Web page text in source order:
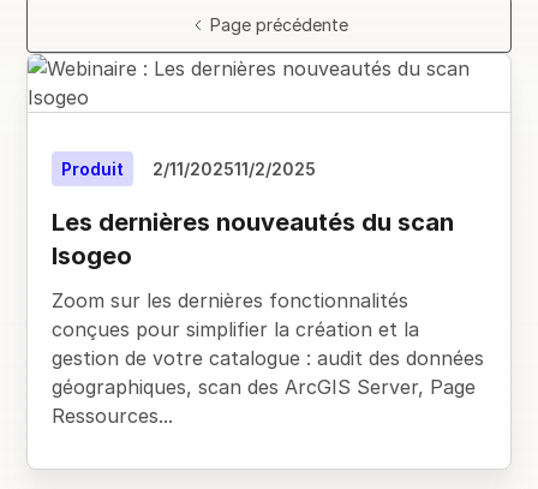
Page précédente
Produit 2/11/202511/2/2025
Les dernières nouveautés du scan
Isogeo
Zoom sur les dernières fonctionnalités
conçues pour simplifier la création et la
gestion de votre catalogue : audit des données
géographiques, scan des ArcGIS Server, Page
Ressources...